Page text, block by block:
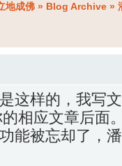
成佛 » Blog Archive »
这样的，我写
相应文章后面
能被忘却了，